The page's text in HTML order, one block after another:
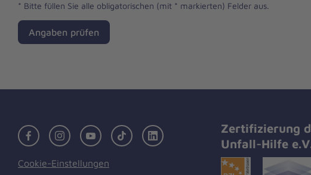
* Bitte füllen Sie alle obligatorischen (mit * markierten) Felder aus.
Angaben prüfen
FacebookInstagramYoutubeTikTok LinkedIn
Cookie-Einstellungen
Zertifizierung
Unfall-Hilfe